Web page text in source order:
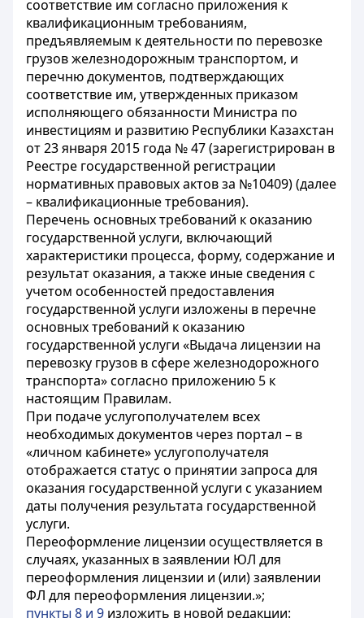
соответствие им согласно приложения к
квалификационным требованиям,
предъявляемым к деятельности по перевозке
грузов железнодорожным транспортом, и
перечню документов, подтверждающих
соответствие им, утвержденных приказом
исполняющего обязанности Министра по
инвестициям и развитию Республики Казахстан
от 23 января 2015 года № 47 (зарегистрирован в
Реестре государственной регистрации
нормативных правовых актов за №10409) (далее
– квалификационные требования).
Перечень основных требований к оказанию
государственной услуги, включающий
характеристики процесса, форму, содержание и
результат оказания, а также иные сведения с
учетом особенностей предоставления
государственной услуги изложены в перечне
основных требований к оказанию
государственной услуги «Выдача лицензии на
перевозку грузов в сфере железнодорожного
транспорта» согласно приложению 5 к
настоящим Правилам.
При подаче услугополучателем всех
необходимых документов через портал – в
«личном кабинете» услугополучателя
отображается статус о принятии запроса для
оказания государственной услуги с указанием
даты получения результата государственной
услуги.
Переоформление лицензии осуществляется в
случаях, указанных в заявлении ЮЛ для
переоформления лицензии и (или) заявлении
ФЛ для переоформления лицензии.»;
пункты 8 и 9 изложить в новой редакции: